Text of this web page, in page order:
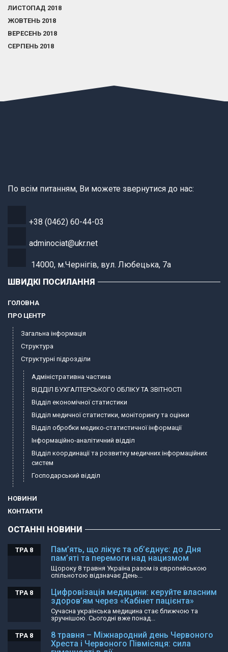
ЛИСТОПАД 2018
ЖОВТЕНЬ 2018
ВЕРЕСЕНЬ 2018
СЕРПЕНЬ 2018
По всім питанням, Ви можете звернутися до нас:
+38 (0462) 60-44-03
adminociat@ukr.net
14000, м.Чернігів, вул. Любецька, 7а
ШВИДКІ ПОСИЛАННЯ
ГОЛОВНА
ПРО ЦЕНТР
Загальна інформація
Структура
Структурні підрозділи
Адміністративна частина
ВІДДІЛ БУХГАЛТЕРСЬКОГО ОБЛІКУ ТА ЗВІТНОСТІ
Відділ економічної статистики
Відділ медичної статистики, моніторингу та оцінки
Відділ обробки медико-статистичної інформації
Інформаційно-аналітичний відділ
Відділ координації та розвитку медичних інформаційних
систем
Господарський відділ
НОВИНИ
КОНТАКТИ
ОСТАННІ НОВИНИ
Пам’ять, що лікує та об’єднує: до Дня
пам’яті та перемоги над нацизмом
ТРА 8
Щороку 8 травня Україна разом із європейською
спільнотою відзначає День...
Цифровізація медицини: керуйте власним
здоров’ям через «Кабінет пацієнта»
ТРА 8
Сучасна українська медицина стає ближчою та
зручнішою. Сьогодні вже понад...
8 травня – Міжнародний день Червоного
Хреста і Червоного Півмісяця: сила
ТРА 8